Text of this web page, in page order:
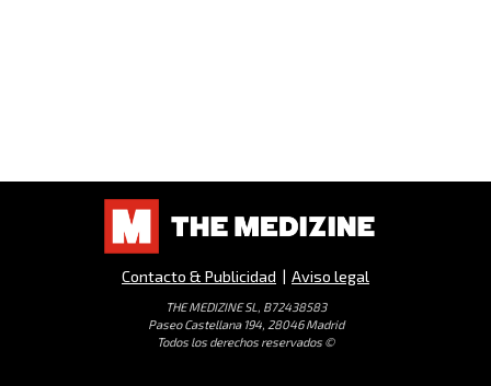
Contacto & Publicidad | Aviso legal
THE MEDIZINE SL, B72438583
Paseo Castellana 194, 28046 Madrid
Todos los derechos reservados ©